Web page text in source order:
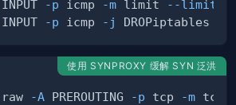
INPUT -p icmp -m limit --limit
INPUT -p icmp -j DROPiptables
使用 SYNPROXY 缓解 SYN 泛洪
raw -A PREROUTING -p tcp -m tcp